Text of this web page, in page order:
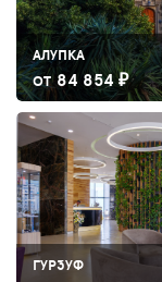
АЛУПКА
ОТ 84 854 ₽
ГУРЗУФ